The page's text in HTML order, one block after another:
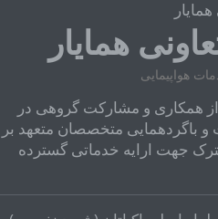
همایار
هواپیمایی
از همکاری و مشارکت گروهی در
باگردهمایی متخصصان متعهد بر
جهت ارایه خدماتی گسترده